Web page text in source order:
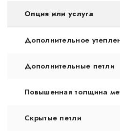
Опция или услуга
Дополнительное
Дополнительные петли
Повышенная толщина
Скрытые петли